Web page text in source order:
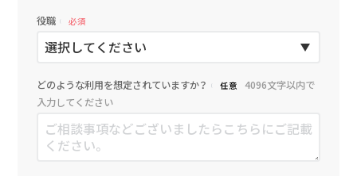
役職 必須
どのような利用を想定されていますか？ 任意
4096文字以内で
入力してください